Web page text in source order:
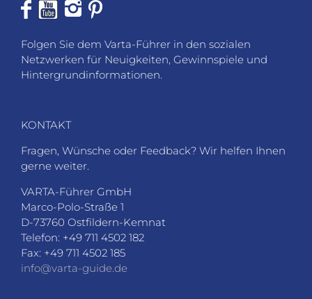
Folgen Sie dem Varta-Führer in den sozialen
Netzwerken für Neuigkeiten, Gewinnspiele und
Hintergrundinformationen.
KONTAKT
Fragen, Wünsche oder Feedback? Wir helfen Ihnen
gerne weiter.
VARTA-Führer GmbH
Marco-Polo-Straße 1
D-73760 Ostfildern-Kemnat
Telefon: +49 711 4502 182
Fax: +49 711 4502 185
info@varta-guide.de